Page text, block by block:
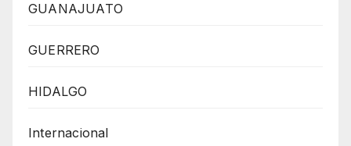
GUANAJUATO
GUERRERO
HIDALGO
Internacional